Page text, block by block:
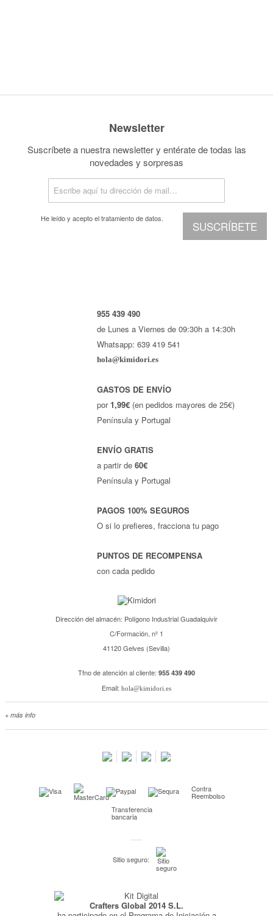
Newsletter
Suscríbete a nuestra newsletter y entérate de todas las
novedades y sorpresas
SUSCRÍBETE
He leído y acepto eltratamiento de datos.
955 439 490
de Lunes a Viernes de 09:30h a 14:30h
Whatsapp: 639 419 541
hola@kimidori.es
GASTOS DE ENVÍO
por 1,99€ (en pedidos mayores de 25€)
Península y Portugal
ENVÍO GRATIS
a partir de60€
Península y Portugal
PAGOS 100% SEGUROS
O si lo prefieres, fracciona tu pago
PUNTOS DE RECOMPENSA
con cada pedido
Dirección del almacén: Polígono Industrial Guadalquivir
C/Formación, nº 1
41120 Gelves (Sevilla)
Tfno de atención al cliente: 955 439 490
Email: hola@kimidori.es
+ más info
Kimidori PRINT, nuestro servicio de impresión de fotos
Pago seguro y financiación
Contra
Reembolso
Transferencia
bancaria
Sitio seguro:
Crafters Global 2014 S.L.